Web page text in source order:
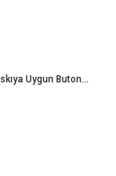
44mm UV Baskıya Uygun Buton Rozet - 1000 Adet Montajlı